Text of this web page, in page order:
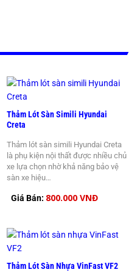
Thảm Lót Sàn Simili Hyundai
Creta
Thảm lót sàn simili Hyundai Creta
là phụ kiện nội thất được nhiều chủ
xe lựa chọn nhờ khả năng bảo vệ
sàn xe hiệu…
Giá Bán: 800.000 VNĐ
Thảm Lót Sàn Nhựa VinFast VF2